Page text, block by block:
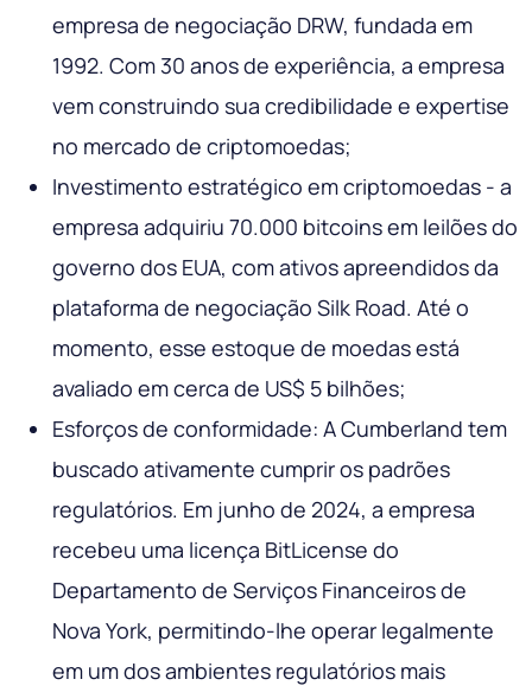
empresa de negociação DRW, fundada em
1992. Com 30 anos de experiência, a empresa
vem construindo sua credibilidade e expertise
no mercado de criptomoedas;
Investimento estratégico em criptomoedas - a
empresa adquiriu 70.000 bitcoins em leilões do
governo dos EUA, com ativos apreendidos da
plataforma de negociação Silk Road. Até o
momento, esse estoque de moedas está
avaliado em cerca de US$ 5 bilhões;
Esforços de conformidade: A Cumberland tem
buscado ativamente cumprir os padrões
regulatórios. Em junho de 2024, a empresa
recebeu uma licença BitLicense do
Departamento de Serviços Financeiros de
Nova York, permitindo-lhe operar legalmente
em um dos ambientes regulatórios mais